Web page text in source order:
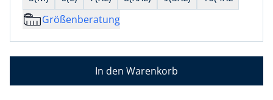
Größenberatung
In den Warenkorb